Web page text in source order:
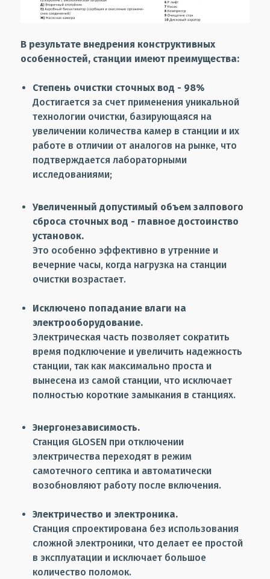
В результате внедрения конструктивных
особенностей, станции имеют преимущества:
Степень очистки сточных вод - 98%
Достигается за счет применения уникальной
технологии очистки, базирующаяся на
увеличении количества камер в станции и их
работе в отличии от аналогов на рынке, что
подтверждается лабораторными
исследованиями;
Увеличенный допустимый объем залпового
сброса сточных вод - главное достоинство
установок.
Это особенно эффективно в утренние и
вечерние часы, когда нагрузка на станции
очистки возрастает.
Исключено попадание влаги на
электрооборудование.
Электрическая часть позволяет сократить
время подключение и увеличить надежность
станции, так как максимально проста и
вынесена из самой станции, что исключает
полностью короткие замыкания в станциях.
Энергонезависимость.
Станция GLOSEN при отключении
электричества переходят в режим
самотечного септика и автоматически
возобновляют работу после включения.
Электричество и электроника.
Станция спроектирована без использования
сложной электроники, что делает ее простой
в эксплуатации и исключает большое
количество поломок.